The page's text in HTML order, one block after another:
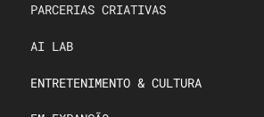
PARCERIAS CRIATIVAS
AI LAB
ENTRETENIMENTO & CULTURA